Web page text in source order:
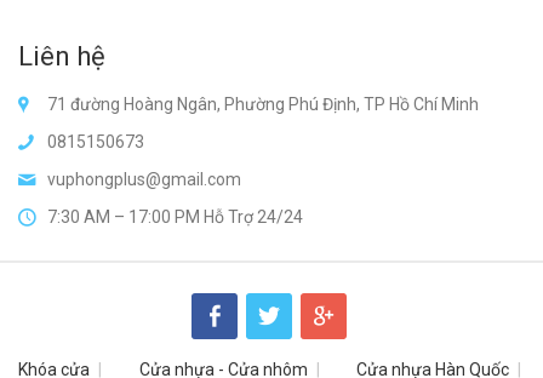
Liên hệ
71 đường Hoàng Ngân, Phường Phú Định, TP Hồ Chí Minh
0815150673
vuphongplus@gmail.com
7:30 AM – 17:00 PM Hỗ Trợ 24/24
Khóa cửa Cửa nhựa - Cửa nhôm Cửa nhựa Hàn Quốc